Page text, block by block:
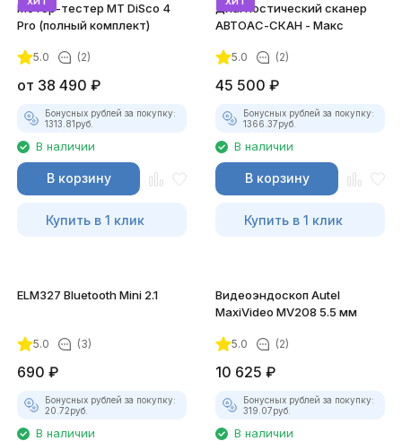
Мотор-тестер MT DiSco 4
Pro (полный комплект)
5.0 (2)
от 38 490 ₽
Бонусных рублей за покупку:
1313.81руб.
В наличии
В корзину
Купить в 1 клик
Диагностический сканер
АВТОАС-СКАН - Макс
5.0 (2)
45 500 ₽
Бонусных рублей за покупку:
1366.37руб.
В наличии
В корзину
Купить в 1 клик
ELM327 Bluetooth Mini 2.1
5.0 (3)
690 ₽
Бонусных рублей за покупку:
20.72руб.
В наличии
Видеоэндоскоп Autel
MaxiVideo MV208 5.5 мм
5.0 (2)
10 625 ₽
Бонусных рублей за покупку:
319.07руб.
В наличии